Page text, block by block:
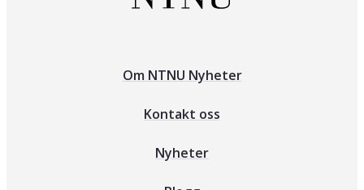
Om NTNU Nyheter
Kontakt oss
Nyheter